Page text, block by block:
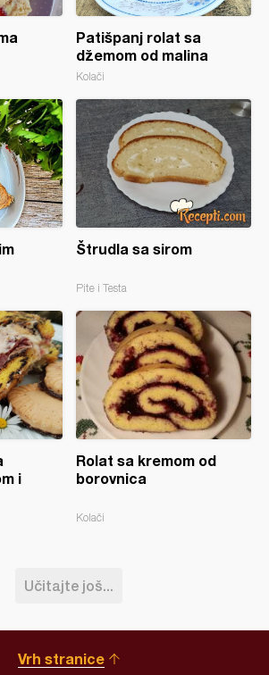
Patišpanj rolat sa
džemom od malina
Kolači
Štrudla sa sirom
Pite i Testa
i
Rolat sa kremom od
borovnica
Kolači
Učitajte još...
Vrh stranice